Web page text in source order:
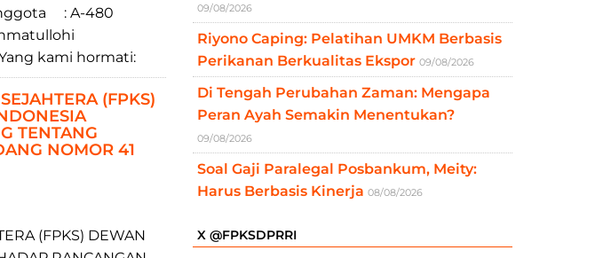
: A-480
kami hormati:
(FPKS)
TENTANG
NOMOR 41
(FPKS) DEWAN
09/08/2026
Riyono Caping: Pelatihan UMKM Berbasis
Perikanan Berkualitas Ekspor 09/08/2026
Di Tengah Perubahan Zaman: Mengapa
Peran Ayah Semakin Menentukan?
09/08/2026
Soal Gaji Paralegal Posbankum, Meity:
Harus Berbasis Kinerja 08/08/2026
X @FPKSDPRRI